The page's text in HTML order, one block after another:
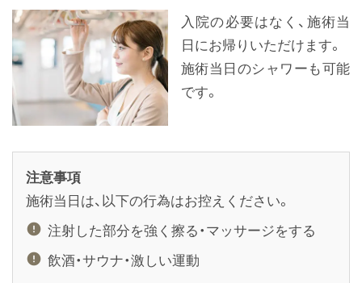
入院の必要はなく、施術当
日にお帰りいただけます。
施術当日のシャワーも可能
です。
注意事項
施術当日は、以下の行為はお控えください。
注射した部分を強く擦る・マッサージをする
飲酒・サウナ・激しい運動